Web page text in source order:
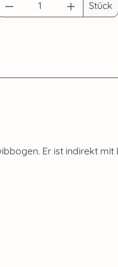
Anzahl:
Stück
Er ist indirekt mit